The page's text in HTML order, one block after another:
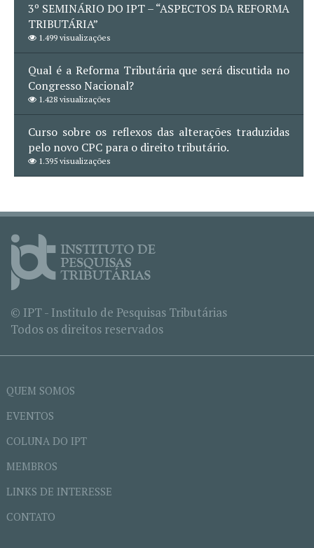
3º SEMINÁRIO DO IPT – “ASPECTOS DA REFORMA
TRIBUTÁRIA”
1.499 visualizações
Qual é a Reforma Tributária que será discutida no
Congresso Nacional?
1.428 visualizações
Curso sobre os reflexos das alterações traduzidas
pelo novo CPC para o direito tributário.
1.395 visualizações
© IPT - Institulo de Pesquisas Tributárias
Todos os direitos reservados
QUEM SOMOS
EVENTOS
COLUNA DO IPT
MEMBROS
LINKS DE INTERESSE
CONTATO